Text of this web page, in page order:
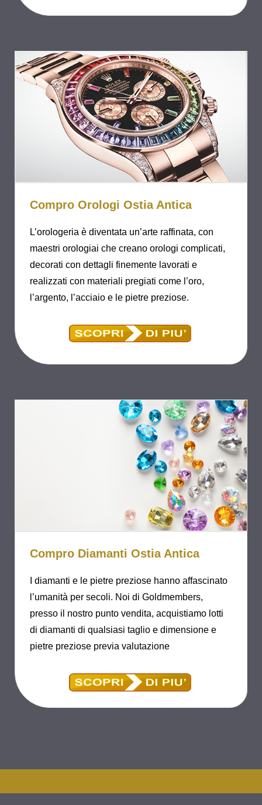
Compro Orologi Ostia Antica
L’orologeria è diventata un’arte raffinata, con
maestri orologiai che creano orologi complicati,
decorati con dettagli finemente lavorati e
realizzati con materiali pregiati come l’oro,
l’argento, l’acciaio e le pietre preziose.
Compro Diamanti Ostia Antica
I diamanti e le pietre preziose hanno affascinato
l’umanità per secoli. Noi di Goldmembers,
presso il nostro punto vendita, acquistiamo lotti
di diamanti di qualsiasi taglio e dimensione e
pietre preziose previa valutazione